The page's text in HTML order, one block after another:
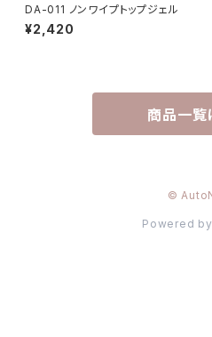
DA-011 ノンワイプトップジェル
¥2,420
商品一覧
©
Powered by